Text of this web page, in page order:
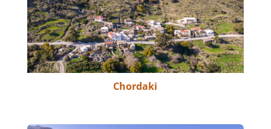
Chordaki